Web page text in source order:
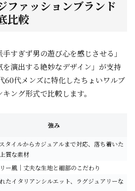
ファッションブランド
比較
すぎず男の遊び心を感じさせる」
を演出する絶妙なデザイン」が支持
60代メンズに特化したちょいワルブ
ング形式で比較します。
強み
タイルからカジュアルまで対応、落ち着いた
質な素材
ー風｜丈夫な生地と細部のこだわり
たイタリアンシルエット、ラグジュアリーな